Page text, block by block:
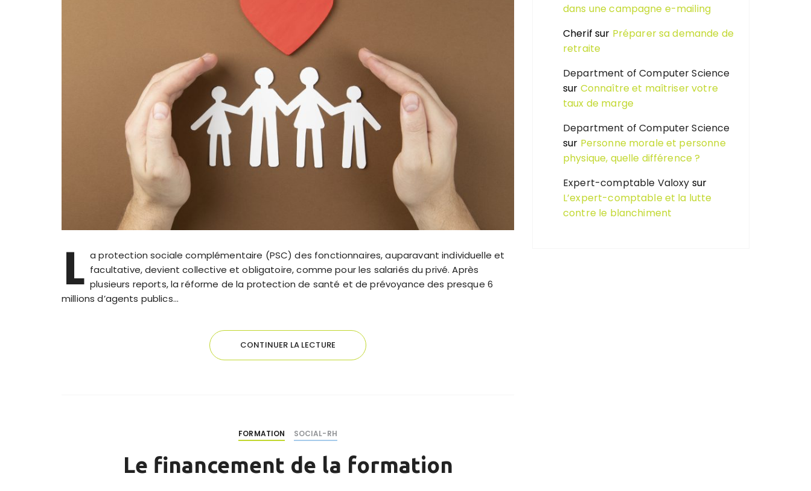
L a protection sociale complémentaire (PSC) des fonctionnaires, auparavant individuelle et
facultative, devient collective et obligatoire, comme pour les salariés du privé. Après
plusieurs reports, la réforme de la protection de santé et de prévoyance des presque 6
millions d’agents publics…
CONTINUER LA LECTURE
FORMATION SOCIAL-RH
Le financement de la formation
dans une campagne e-mailing
Cherif sur Préparer sa demande de
retraite
Department of Computer Science
sur Connaître et maîtriser votre
taux de marge
Department of Computer Science
sur Personne morale et personne
physique, quelle différence ?
Expert-comptable Valoxy sur
L’expert-comptable et la lutte
contre le blanchiment